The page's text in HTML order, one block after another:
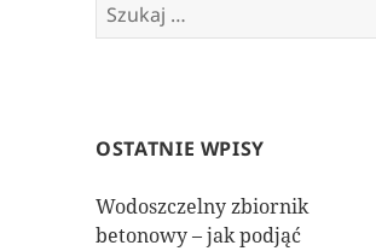
OSTATNIE WPISY
Wodoszczelny zbiornik
betonowy – jak podjąć